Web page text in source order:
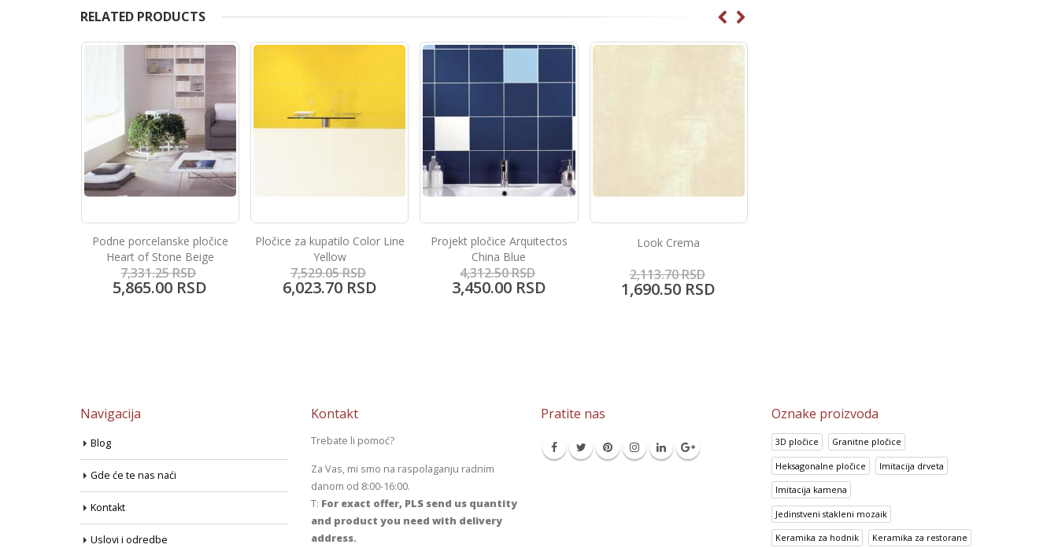
RELATED PRODUCTS
Pločice za kupatilo Color Line
Yellow
7,529.05RSD
6,023.70 RSD
Projekt pločice Arquitectos
China Blue
4,312.50RSD
3,450.00RSD
Look Crema
2,113.70RSD
1,690.50 RSD
Portland Crema
2,002.15RSD
1,600.80 RSD
Navigacija
Blog
Gde će te nas naći
Kontakt
Uslovi i odredbe
Kontakt
Trebate li pomoć?
Za Vas, mi smo na raspolaganju radnim
danom od 8:00-16:00.
T: For exact offer, PLS send us quantity
and product you need with delivery
address.
Pratite nas Oznake proizvoda
3D pločice Granitne pločice
Heksagonalne pločice Imitacija drveta
Imitacija kamena
Jedinstveni stakleni mozaik
Keramika za hodnik Keramika za restorane